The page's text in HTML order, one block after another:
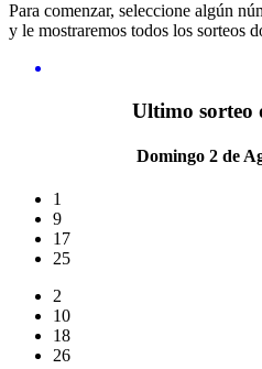
Para comenzar, seleccione algún
y le mostraremos todos los sorteos
Ultimo sorteo
Domingo 2 de
1
9
17
25
2
10
18
26